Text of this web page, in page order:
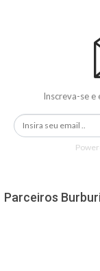
Inscreva-se e
Parceiros